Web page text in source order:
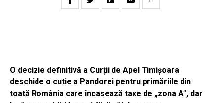
O decizie definitivă a Curții de Apel Timișoara
deschide o cutie a Pandorei pentru primăriile din
toată România care încasează taxe de „zona A”, dar